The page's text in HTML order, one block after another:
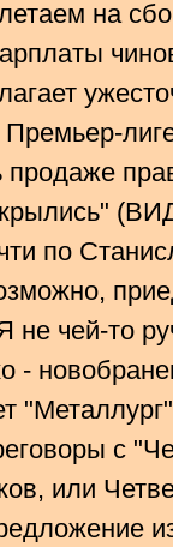
на
по
чей-то
-
"Металлург"
с
или